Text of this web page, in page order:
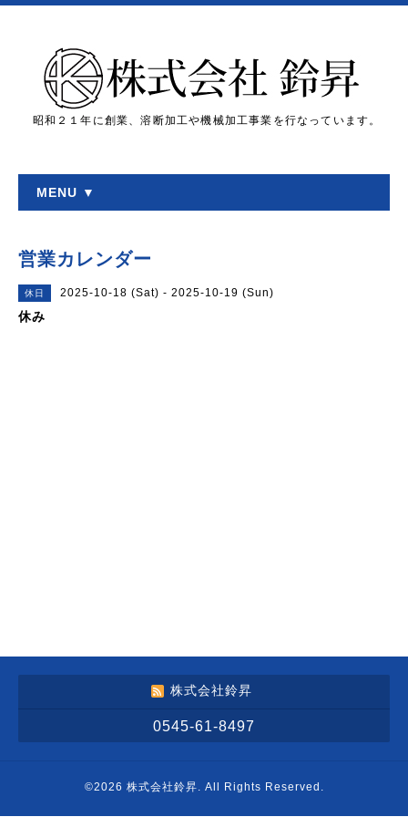
昭和２１年に創業、溶断加工や機械加工事業を行なっています。
MENU ▼
営業カレンダー
休日 2025-10-18 (Sat) - 2025-10-19 (Sun)
休み
株式会社鈴昇
0545-61-8497
©2026 株式会社鈴昇. All Rights Reserved.